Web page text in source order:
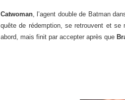
Catwoman , l’agent double de Batman
quête de rédemption, se retrouvent et se
abord, mais finit par accepter après que